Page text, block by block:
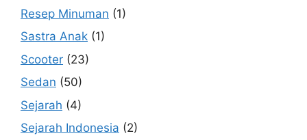
Resep Minuman (1)
Sastra Anak (1)
Scooter (23)
Sedan (50)
Sejarah (4)
Sejarah Indonesia (2)